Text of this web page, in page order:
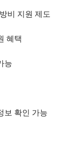
비 지원 제도
혜택
능
보 확인 가능